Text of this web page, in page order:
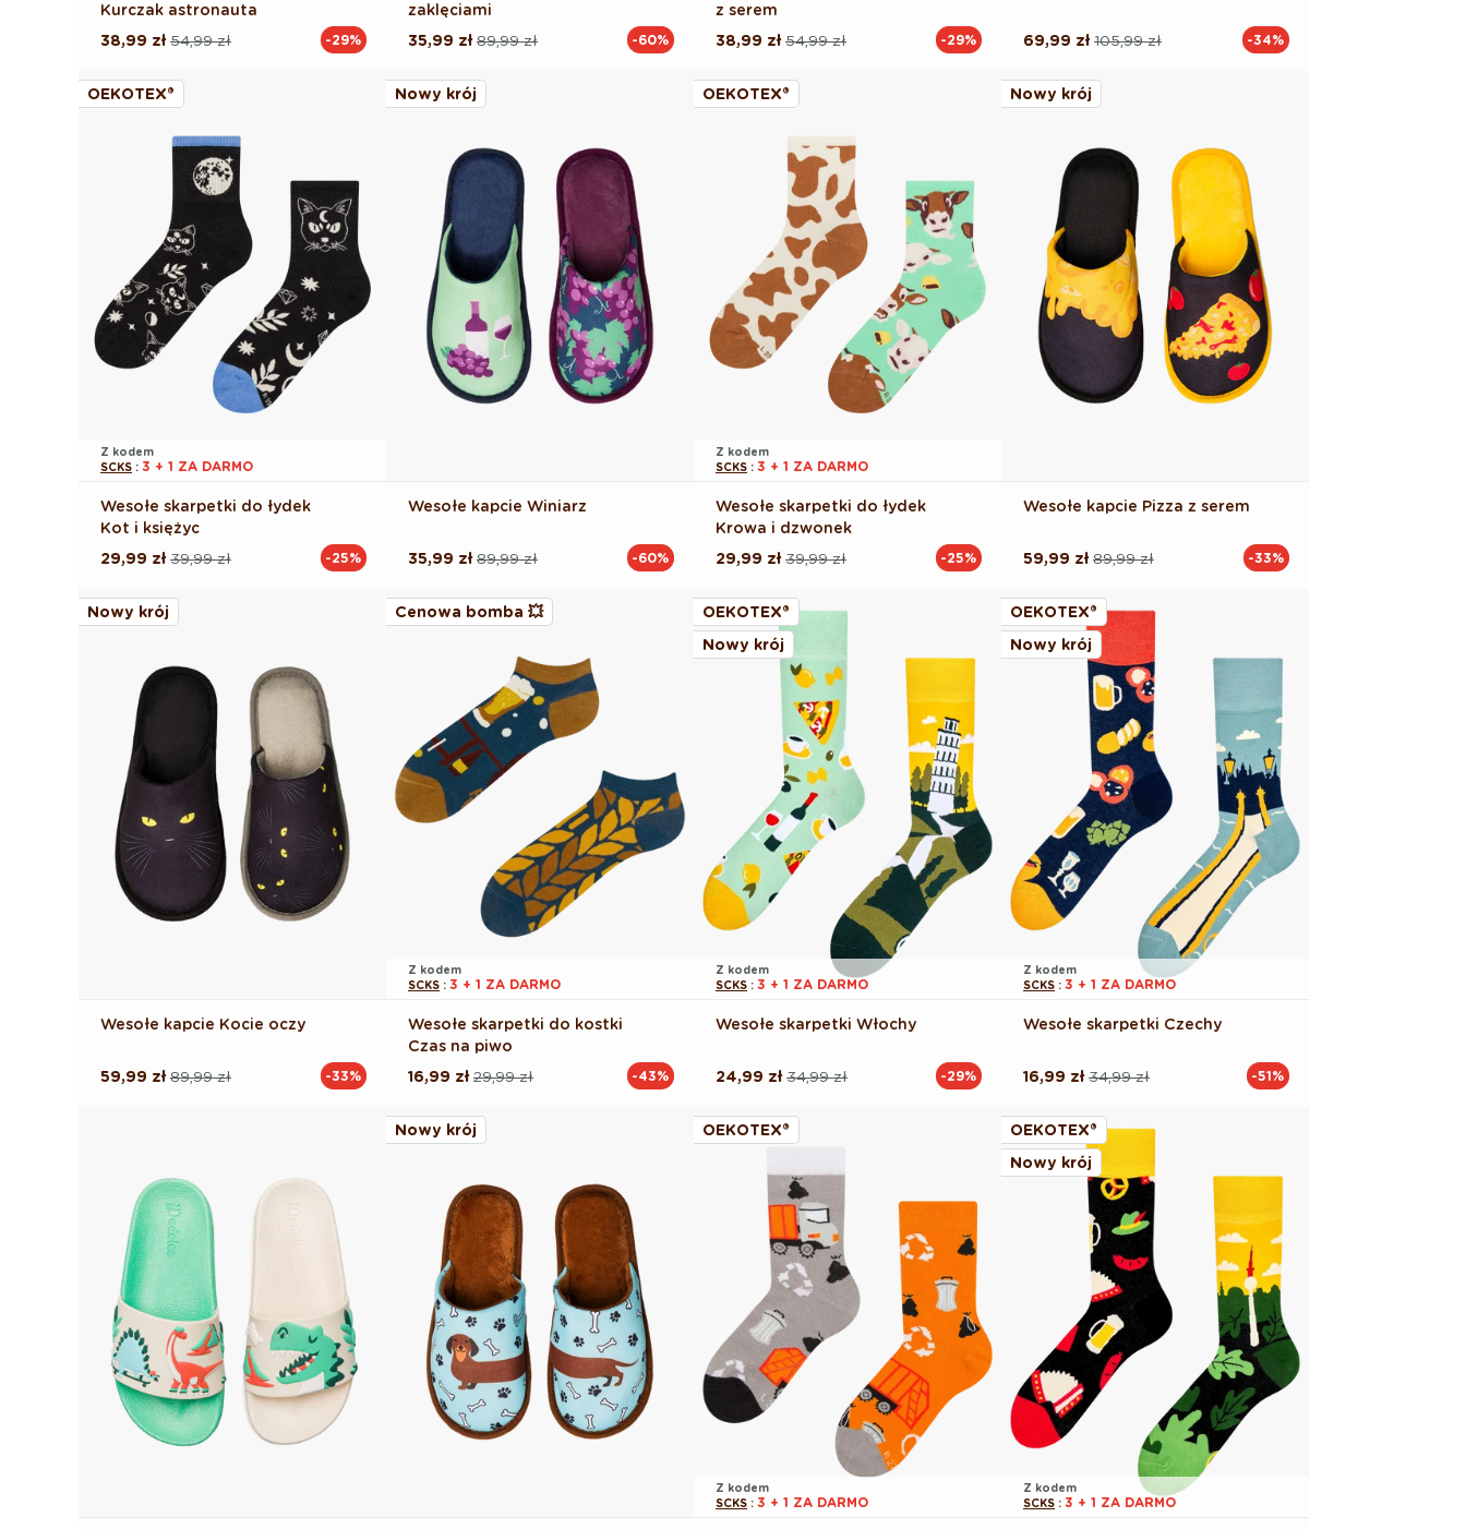
Kurczak astronauta
Cena
54,99 zł
Cena
38,99 zł -29%
zaklęciami
Cena
89,99 zł
Cena
35,99 zł -60%
z serem
Cena
54,99 zł
Cena
38,99 zł -29%
Cena
105,99 zł
Cena
69,99 zł -34%
OEKOTEX®
Z kodem
SCKS : 3 + 1 ZA DARMO
Wesołe skarpetki do łydek
Kot i księżyc
Cena
39,99 zł
Cena
29,99 zł -25%
Nowy krój
Wesołe kapcie Winiarz
Cena
89,99 zł
Cena
35,99 zł -60%
OEKOTEX®
Z kodem
SCKS : 3 + 1 ZA DARMO
Wesołe skarpetki do łydek
Krowa i dzwonek
Cena
39,99 zł
Cena
29,99 zł -25%
Nowy krój
Wesołe kapcie Pizza z serem
Cena
89,99 zł
Cena
59,99 zł -33%
Nowy krój
Wesołe kapcie Kocie oczy
Cena
89,99 zł
Cena
59,99 zł -33%
Cenowa bomba 💥
Z kodem
SCKS : 3 + 1 ZA DARMO
Wesołe skarpetki do kostki
Czas na piwo
Cena
29,99 zł
Cena
16,99 zł -43%
OEKOTEX®
Nowy krój
Z kodem
SCKS : 3 + 1 ZA DARMO
Wesołe skarpetki Włochy
Cena
34,99 zł
Cena
24,99 zł -29%
OEKOTEX®
Nowy krój
Z kodem
SCKS : 3 + 1 ZA DARMO
Wesołe skarpetki Czechy
Cena
34,99 zł
Cena
16,99 zł -51%
Nowy krój OEKOTEX®
Z kodem
SCKS : 3 + 1 ZA DARMO
OEKOTEX®
Nowy krój
Z kodem
SCKS : 3 + 1 ZA DARMO